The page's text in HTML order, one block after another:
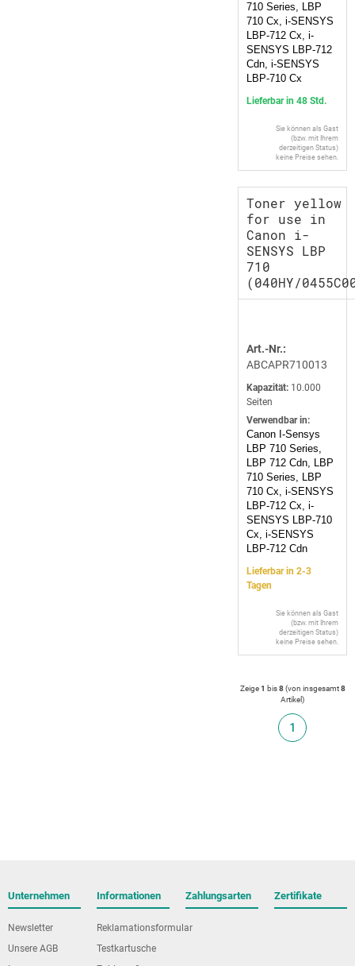
710 Series, LBP
710 Cx, i-SENSYS
LBP-712 Cx, i-
SENSYS LBP-712
Cdn, i-SENSYS
LBP-710 Cx
Lieferbar in 48 Std.
Sie können als Gast
(bzw. mit Ihrem
derzeitigen Status)
keine Preise sehen.
Toner yellow
for use in
Canon i-
SENSYS LBP
710
(040HY/
Art.-Nr.:
ABCAPR710013
Kapazität: 10.000
Seiten
Verwendbar in:
Canon I-Sensys
LBP 710 Series,
LBP 712 Cdn, LBP
710 Series, LBP
710 Cx, i-SENSYS
LBP-712 Cx, i-
SENSYS LBP-710
Cx, i-SENSYS
LBP-712 Cdn
Lieferbar in 2-3
Tagen
Sie können als Gast
(bzw. mit Ihrem
derzeitigen Status)
keine Preise sehen.
Zeige1 bis8(von insgesamt8
Artikel)
1
Unternehmen
Newsletter
Unsere AGB
Informationen
Reklamationsformular
Testkartusche
Zahlungsarten Zertifikate